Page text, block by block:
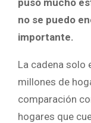
no se puedo
importante.
La cadena solo
millones de
comparación
hogares que